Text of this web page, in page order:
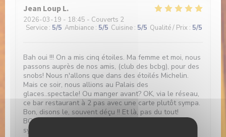
Jean Loup L
2026-03-19 - 18:45 - Couverts 2
Service : 5/5 Ambiance : 5/5 Cuisine : 5/5 Qualité / Prix : 5/5
Bah oui !!! On a mis cinq étoiles. Ma femme et moi, nous
passons auprès de nos amis, (club des bcbg), pour des
snobs! Nous n'allons que dans des étoilés Michelin.
Mais ce soir, nous allions au Palais des
glaces..spectacle! Ou manger avant? OK, via le réseau,
ce bar restaurant à 2 pas avec une carte plutôt sympa.
Bon, disons le, souvent déçu !! Et là, pas du tout!
BONNE PIOCHE !!! Accueil jeune, chaleureux,
sympathique ! Cadre d'jeun's, assise comfort. Prise de